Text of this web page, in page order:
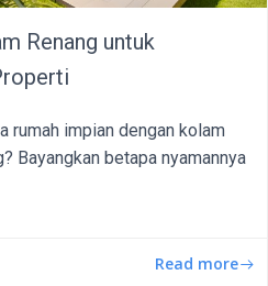
Renang untuk
rumah impian dengan kolam
Bayangkan betapa nyamannya
Read more